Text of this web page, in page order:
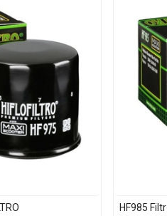
HF985